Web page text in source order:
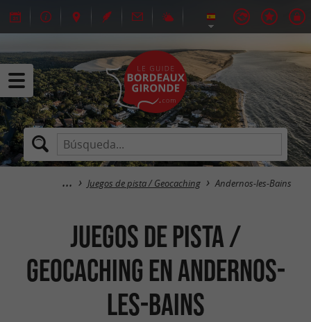
Juegos de pista / Geocaching Andernos-les-Bains
Juegos de pista /
Geocaching en Andernos-
les-Bains